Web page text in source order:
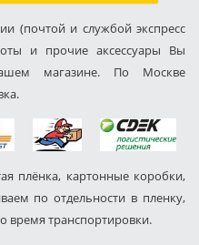
(почтой и службой экспресс
и прочие аксессуары Вы
магазине. По Москве
плёнка, картонные коробки,
по отдельности в пленку,
время транспортировки.